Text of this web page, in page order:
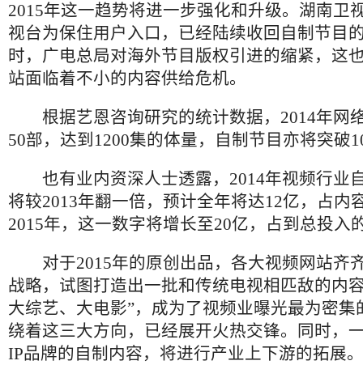
2015年这一趋势将进一步强化和升级。湖南卫
视台为保住用户入口，已经陆续收回自制节目
时，广电总局对海外节目版权引进的缩紧，这
站面临着不小的内容供给危机。
根据艺恩咨询研究的统计数据，2014年网
50部，达到1200集的体量，自制节目亦将突破
也有业内资深人士透露，2014年视频行业
将较2013年翻一倍，预计全年将达12亿，占内
2015年，这一数字将增长至20亿，占到总投入
对于2015年的原创出品，各大视频网站齐
战略，试图打造出一批和传统电视相匹敌的内
大综艺、大电影”，成为了视频业曝光最为密集
绕着这三大方向，已经展开火热交锋。同时，
IP品牌的自制内容，将进行产业上下游的拓展。